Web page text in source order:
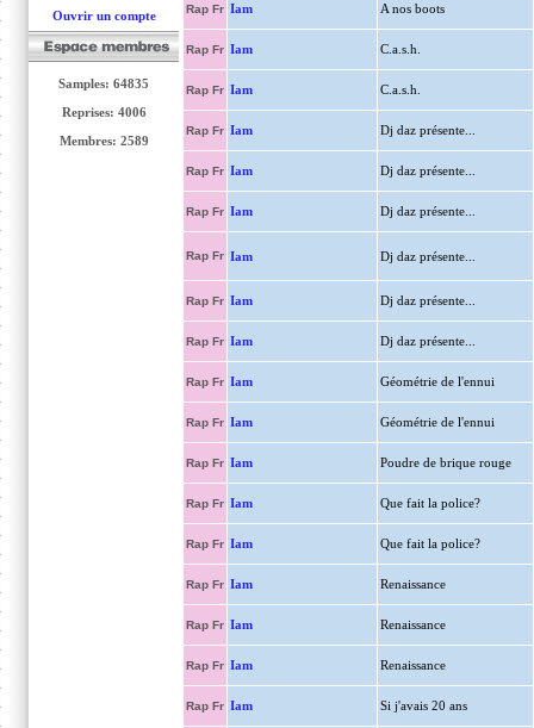
Ouvrir un compte
Samples: 64835
Reprises: 4006
Membres: 2589
Rap Fr Iam A nos boots
Rap Fr Iam C.a.s.h.
Rap Fr Iam C.a.s.h.
Rap Fr Iam Dj daz présente...
Rap Fr Iam Dj daz présente...
Rap Fr Iam Dj daz présente...
Rap Fr Iam Dj daz présente...
Rap Fr Iam Dj daz présente...
Rap Fr Iam Dj daz présente...
Rap Fr Iam Géométrie de l'ennui
Rap Fr Iam Géométrie de l'ennui
Rap Fr Iam Poudre de brique rouge
Rap Fr Iam Que fait la police?
Rap Fr Iam Que fait la police?
Rap Fr Iam Renaissance
Rap Fr Iam Renaissance
Rap Fr Iam Renaissance
Rap Fr Iam Si j'avais 20 ans